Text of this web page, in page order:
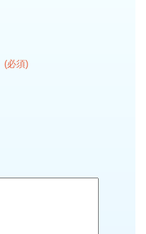
(必須)